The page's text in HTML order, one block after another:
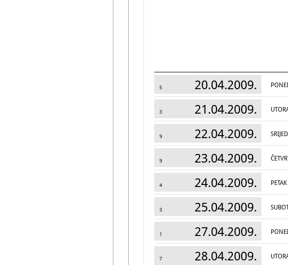
5 20.04.2009.
3 21.04.2009.
9 22.04.2009.
9 23.04.2009.
4 24.04.2009. PETAK
3 25.04.2009.
1 27.04.2009.
7 28.04.2009.